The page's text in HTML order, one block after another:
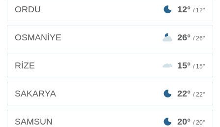
ORDU 12° / 12°
OSMANİYE 26° / 26°
RİZE 15° / 15°
SAKARYA 22° / 22°
SAMSUN 20° / 20°